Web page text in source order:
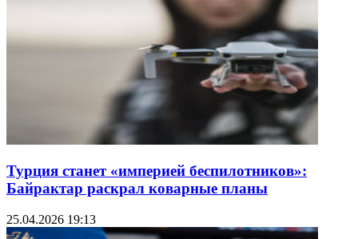
Турция станет «империей беспилотников»:
Байрактар раскрал коварные планы
25.04.2026 19:13